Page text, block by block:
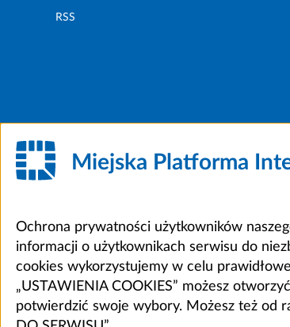
RSS
Miejska Platforma
Ochrona prywatności użytkowników
informacji o użytkownikach serwisu do
cookies wykorzystujemy w celu
„USTAWIENIA COOKIES” możesz
potwierdzić swoje wybory. Możesz też od